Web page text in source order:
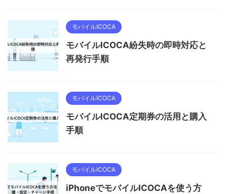
モバイルICOCA
モバイルICOCA紛失時の即時対応と
再発行手順
モバイルICOCA
モバイルICOCA定期券の活用と購入
手順
モバイルICOCA
iPhoneでモバイルICOCAを使う方